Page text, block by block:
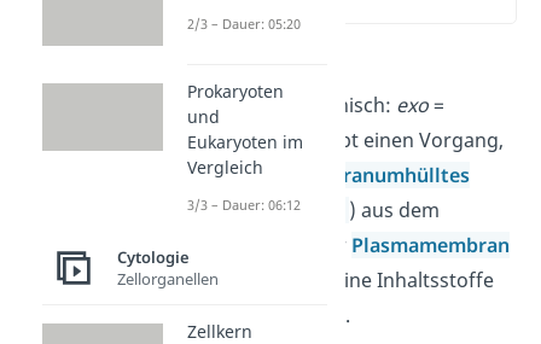
(Exocytose) (griechisch: exo=
„außen“) beschreibt einenVorgang,
bei dem ein
membranumhülltes
Bläschen (=Vesikel
) aus dem
Zellinneren mit der Plasmamembran
verschmilzt und seine Inhaltsstoffe
abgibt.
2/3 – Dauer: 05:20
Prokaryoten
und
Eukaryoten im
Vergleich
3/3 – Dauer: 06:12
Cytologie
Zellorganellen
Zellkern